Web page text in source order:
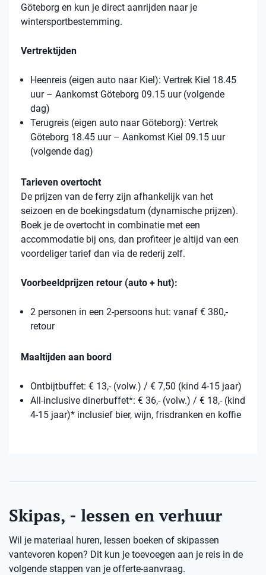
Göteborg en kun je direct aanrijden naar je
wintersportbestemming.
Vertrektijden
Heenreis (eigen auto naar Kiel): Vertrek Kiel 18.45
uur – Aankomst Göteborg 09.15 uur (volgende
dag)
Terugreis (eigen auto naar Göteborg): Vertrek
Göteborg 18.45 uur – Aankomst Kiel 09.15 uur
(volgende dag)
Tarieven overtocht
De prijzen van de ferry zijn afhankelijk van het
seizoen en de boekingsdatum (dynamische prijzen).
Boek je de overtocht in combinatie met een
accommodatie bij ons, dan profiteer je altijd van een
voordeliger tarief dan via de rederij zelf.
Voorbeeldprijzen retour (auto + hut):
2 personen in een 2-persoons hut: vanaf € 380,-
retour
Maaltijden aan boord
Ontbijtbuffet: € 13,- (volw.) / € 7,50 (kind 4-15 jaar)
All-inclusive dinerbuffet*: € 36,- (volw.) / € 18,- (kind
4-15 jaar)* inclusief bier, wijn, frisdranken en koffie
Skipas, - lessen en verhuur
Wil je materiaal huren, lessen boeken of skipassen
vantevoren kopen? Dit kun je toevoegen aan je reis in de
volgende stappen van je offerte-aanvraag.